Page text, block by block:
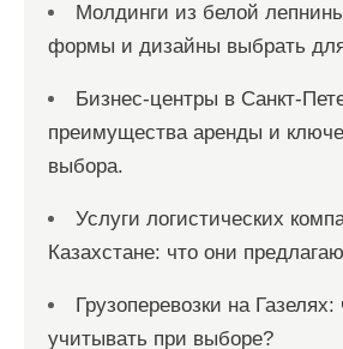
Молдинги из белой
формы и дизайны выбрать
Бизнес-центры в Санкт-
преимущества аренды и
выбора.
Услуги логистических
Казахстане: что они
Грузоперевозки на
учитывать при выборе?